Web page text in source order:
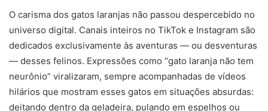
O carisma dos gatos laranjas não passou despercebido no
universo digital. Canais inteiros no TikTok e Instagram são
dedicados exclusivamente às aventuras — ou desventuras
— desses felinos. Expressões como “gato laranja não tem
neurônio” viralizaram, sempre acompanhadas de vídeos
hilários que mostram esses gatos em situações absurdas:
deitando dentro da geladeira, pulando em espelhos ou